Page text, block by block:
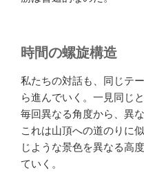
時間の螺旋構造
私たちの対話も、同じテ
ら進んでいく。一見同じ
毎回異なる角度から、異
これは山頂への道のりに
じような景色を異なる高
ていく。